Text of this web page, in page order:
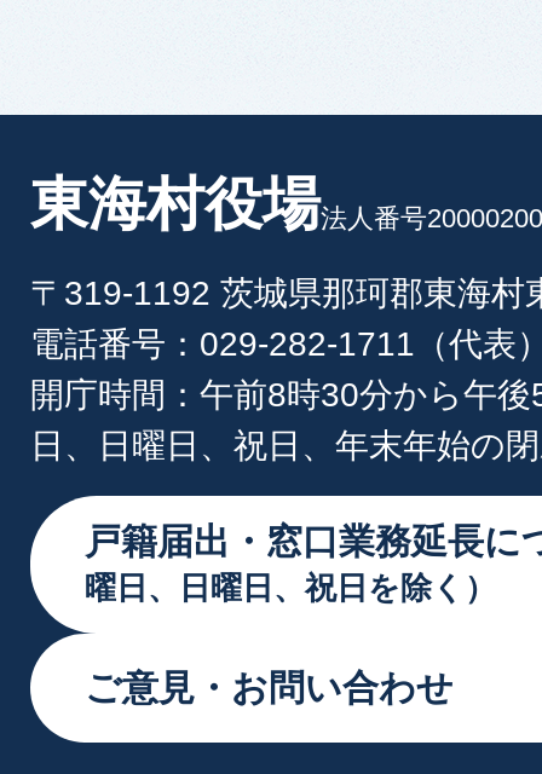
東海村役場法人番号
〒319-1192 茨城県那珂郡東海村
電話番号：029-282-1711（代表
開庁時間：午前8時30分から午
日、日曜日、祝日、年末年始の
戸籍届出・窓口業務延長に
曜日、日曜日、祝日を除く）
ご意見・お問い合わせ